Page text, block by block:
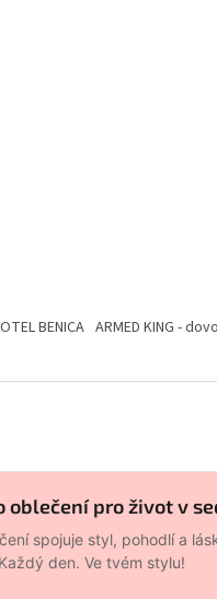
BENICA ARMED KING -
oblečení pro život v
spojuje styl, pohodlí a
den. Ve tvém stylu!